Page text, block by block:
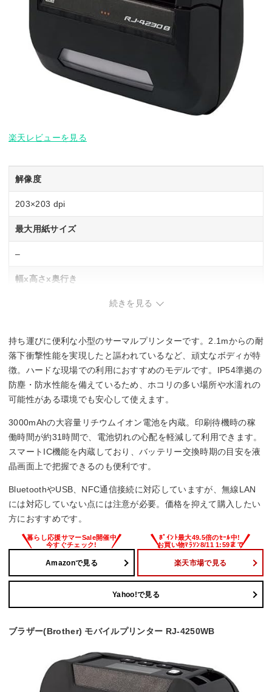
楽天レビューを見る
解像度
203×203 dpi
最大用紙サイズ
–
幅x高さx奥行き
0.72 kg
続きを見る
持ち運びに便利な小型のサーマルプリンターです。2.1mからの耐
落下衝撃性能を実現したと謳われているなど、頑丈なボディが特
徴。ハードな現場での利用におすすめのモデルです。IP54準拠の
防塵・防水性能を備えているため、ホコリの多い場所や水濡れの
可能性がある環境でも安心して使えます。
3000mAhの大容量リチウムイオン電池を内蔵。印刷待機時の稼
働時間が約31時間で、電池切れの心配を軽減して利用できます。
スマートIC機能を内蔵しており、バッテリー交換時期の目安を液
晶画面上で把握できるのも便利です。
BluetoothやUSB、NFC通信接続に対応していますが、無線LAN
には対応していない点には注意が必要。価格を抑えて購入したい
方におすすめです。
Amazonで見る 楽天市場で見る
Yahoo!で見る
ブラザー(Brother) モバイルプリンター RJ-4250WB